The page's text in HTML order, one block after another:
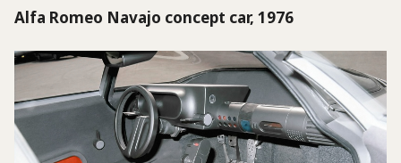
Alfa Romeo Navajo concept car, 1976